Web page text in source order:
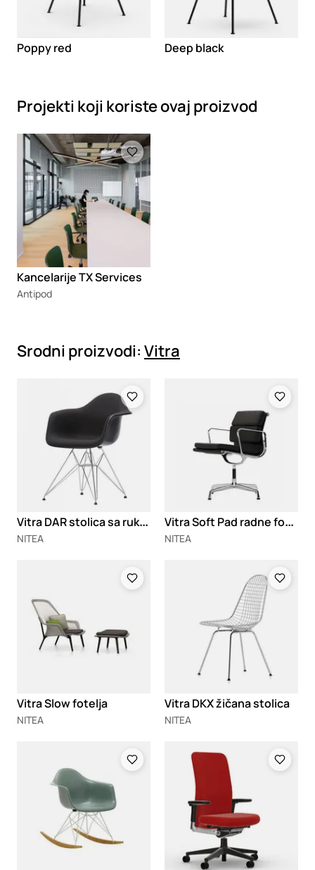
Poppy red Deep black
Projekti koji koriste ovaj proizvod
Loading
Kancelarije TX Services
Antipod
Srodni proizvodi: Vitra
V
itra DAR stolica sa rukonaslonima
NITEA
V
itra Soft Pad radne fotelje 205/207/208
NITEA
Vitra Slow fotelja
NITEA
Vitra DKX žičana stolica
NITEA
Loading